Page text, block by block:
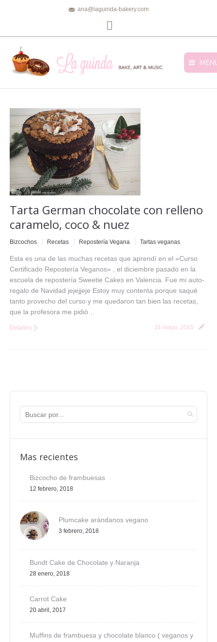
ana@laguinda-bakery.com
Tarta German chocolate con relleno
caramelo, coco & nuez
Bizcochos Recetas Repostería Vegana Tartas veganas
Esta es una de las muchas recetas que aprendí en el «Curso
Certificado Repostería Veganos» , el diciembre pasado en la
escuela de repostería Sweetie Cakes en Valencia. Fue mi auto-
regalo de Navidad jejejjeje Estoy muy contenta porque saqué
tanto provecho del curso y me quedaron tan bien las recetas,
que la profesora me pidió…
31 mayo, 2015
Detalles
Mas recientes
Bizcocho de frambuesas
12 febrero, 2018
Plumcake arándanos vegano
3 febrero, 2018
Bundt Cake de Chocolate y Naranja
28 enero, 2018
Carrot Cake
20 abril, 2017
Muffins de frambuesa y chocolate blanco ( veganos y